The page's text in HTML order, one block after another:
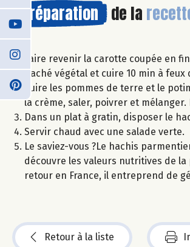
Préparation de la
Faire revenir la carotte coupée en
haché végétal et cuire 10 min à
Cuire les pommes de terre et le
la crème, saler, poivrer et mélanger.
Dans un plat à gratin, disposer le
Servir chaud avec une salade verte.
Le saviez-vous ?Le hachis
découvre les valeurs nutritives de
retour en France, il entreprend de
Retour à la liste